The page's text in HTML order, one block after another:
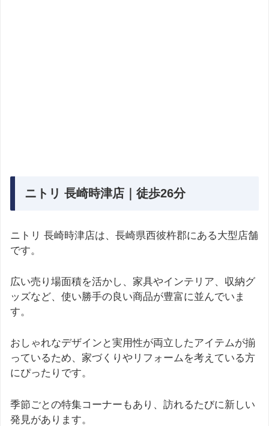
ニトリ 長崎時津店｜徒歩26分
ニトリ 長崎時津店は、長崎県西彼杵郡にある大型店舗
です。
広い売り場面積を活かし、家具やインテリア、収納グ
ッズなど、使い勝手の良い商品が豊富に並んでいま
す。
おしゃれなデザインと実用性が両立したアイテムが揃
っているため、家づくりやリフォームを考えている方
にぴったりです。
季節ごとの特集コーナーもあり、訪れるたびに新しい
発見があります。